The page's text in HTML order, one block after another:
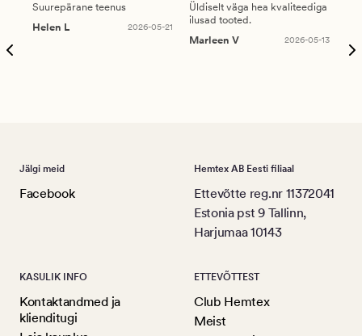
Suurepärane teenus
Helen L
2026-05-21
Üldiselt väga hea kvaliteediga
ilusad tooted.
Marleen V
2026-05-13
Jälgi meid
Facebook
Hemtex AB Eesti filiaal
Ettevõtte reg.nr 11372041
Estonia pst 9 Tallinn,
Harjumaa 10143
KASULIK INFO
Kontaktandmed ja
klienditugi
ETTEVÕTTEST
Club Hemtex
Meist